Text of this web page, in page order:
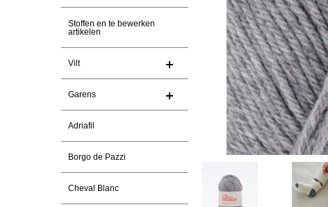
Stoffen en te bewerken
artikelen
Vilt
Garens
Adriafil
Borgo de Pazzi
Cheval Blanc